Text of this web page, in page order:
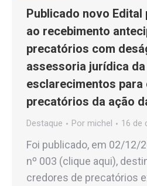
Publicado novo Edital
ao recebimento
precatórios com
assessoria jurídica
esclarecimentos
precatórios da ação
Destaque Por michel 16 de
Foi publicado, em 02/12/
nº 003 (clique aqui),
credores de precatórios